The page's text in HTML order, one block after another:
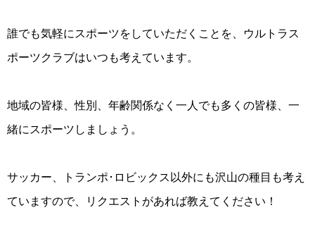
誰でも気軽にスポーツをしていただくことを、ウルトラス
ポーツクラブはいつも考えています。
地域の皆様、性別、年齢関係なく一人でも多くの皆様、一
緒にスポーツしましょう。
サッカー、トランポ･ロビックス以外にも沢山の種目も考え
ていますので、リクエストがあれば教えてください！